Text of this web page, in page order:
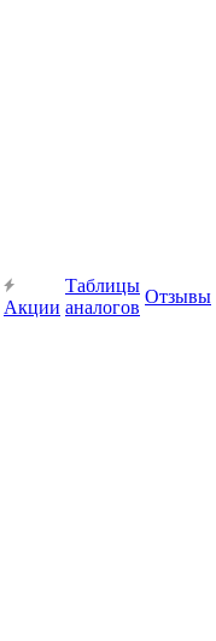
Акции
Таблицы
аналогов
Отзывы